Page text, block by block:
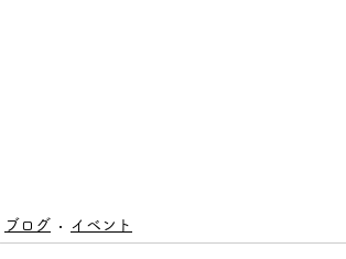
ブログ イベント